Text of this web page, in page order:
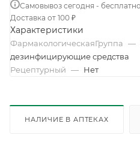
Самовывоз сегодня - бесплатно
Доставка от 100 ₽
Характеристики
ФармакологическаяГруппа —
дезинфицирующие средства
Рецептурный — Нет
НАЛИЧИЕ В АПТЕКАХ